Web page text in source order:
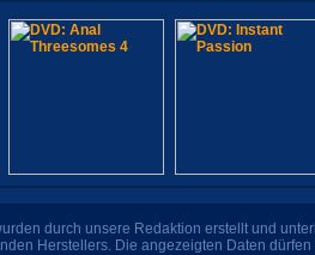
durch unsere Redaktion erstellt und
Herstellers. Die angezeigten Daten